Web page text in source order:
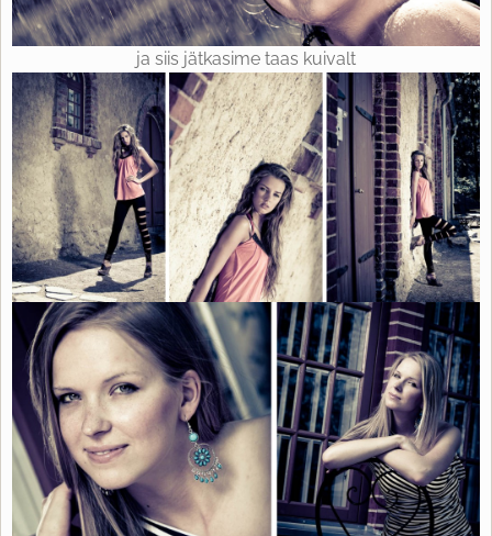
ja siis jätkasime taas kuivalt